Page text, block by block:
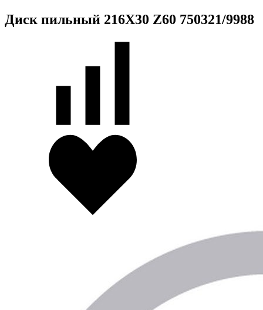
Диск пильный 216X30 Z60 750321/9988